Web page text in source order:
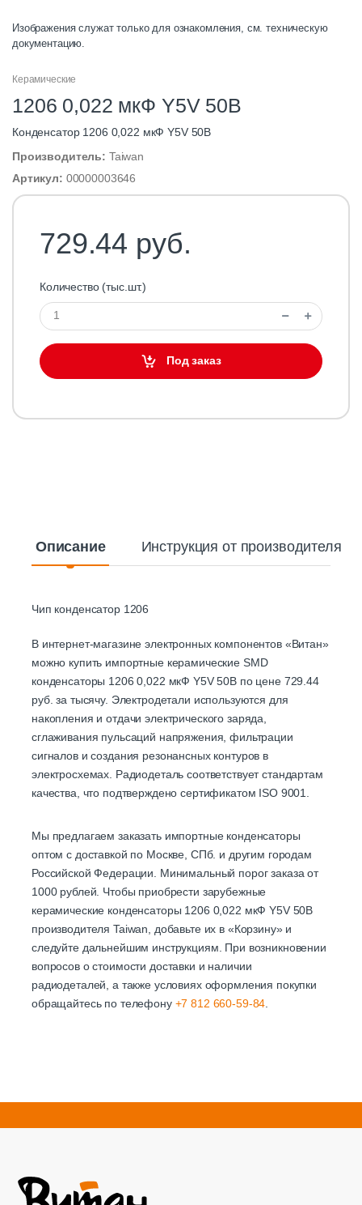
Изображения служат только для ознакомления, см. техническую
документацию.
Керамические
1206 0,022 мкФ Y5V 50В
Конденсатор 1206 0,022 мкФ Y5V 50В
Производитель: Taiwan
Артикул: 00000003646
729.44 руб.
Количество (тыс.шт.)
Под заказ
Описание Инструкция от производителя
Чип конденсатор 1206
В интернет-магазине электронных компонентов «Витан»
можно купить импортные керамические SMD
конденсаторы 1206 0,022 мкФ Y5V 50В по цене 729.44
руб. за тысячу. Электродетали используются для
накопления и отдачи электрического заряда,
сглаживания пульсаций напряжения, фильтрации
сигналов и создания резонансных контуров в
электросхемах. Радиодеталь соответствует стандартам
качества, что подтверждено сертификатом ISO 9001.
Мы предлагаем заказать импортные конденсаторы
оптом с доставкой по Москве, СПб. и другим городам
Российской Федерации. Минимальный порог заказа от
1000 рублей. Чтобы приобрести зарубежные
керамические конденсаторы 1206 0,022 мкФ Y5V 50В
производителя Taiwan, добавьте их в «Корзину» и
следуйте дальнейшим инструкциям. При возникновении
вопросов о стоимости доставки и наличии
радиодеталей, а также условиях оформления покупки
обращайтесь по телефону +7 812 660-59-84.